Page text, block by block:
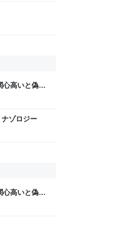
高いと偽・
ナゾロジー
高いと偽・